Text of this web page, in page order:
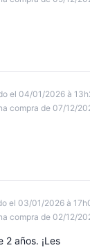
el 04/01/2026 à
compra de 07/12/
el 03/01/2026 à
compra de 02/12/
años. ¡Les